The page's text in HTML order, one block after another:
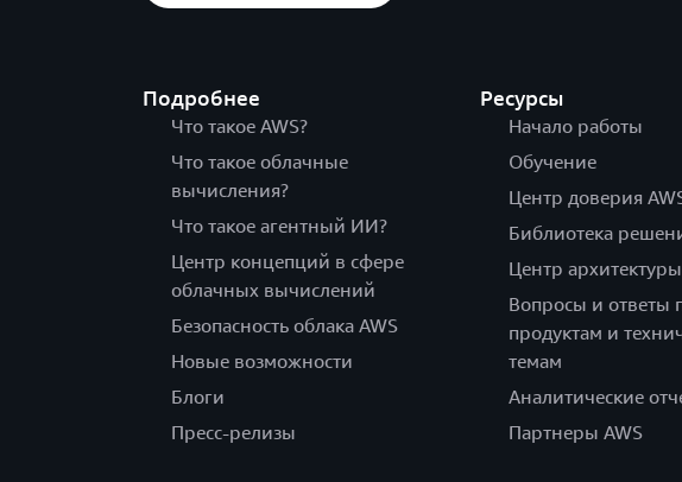
Подробнее
Что такое AWS?
Что такое облачные
вычисления?
Что такое агентный ИИ?
Центр концепций в сфере
облачных вычислений
Безопасность облака AWS
Новые возможности
Блоги
Пресс-релизы
Ресурсы
Начало работы
Обучение
Центр доверия
Библиотека
Центр архитектуры
Вопросы и ответы
продуктам и
темам
Аналитические
Партнеры AWS